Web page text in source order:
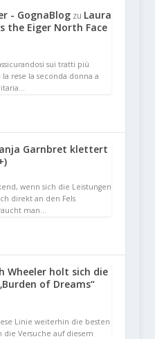
- GognaBlogzu Laura
the Eiger North Face
sui tratti più
rese la seconda donna a
Garnbret klettert
wenn sich die Leistungen
direkt an den Fels
man…
Wheeler holt sich die
of Dreams“
Linie weiterhin die besten
Versuche auf diesem